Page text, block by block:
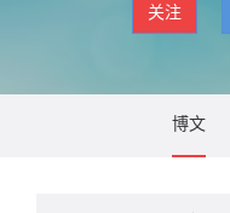
关注
博文